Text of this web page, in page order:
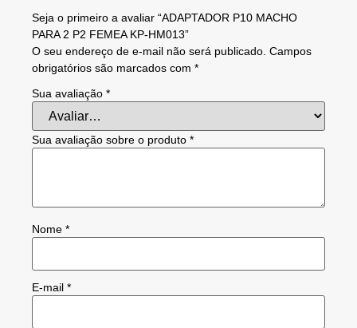
Seja o primeiro a avaliar “ADAPTADOR P10 MACHO
PARA 2 P2 FEMEA KP-HM013”
O seu endereço de e-mail não será publicado. Campos
obrigatórios são marcados com *
Sua avaliação *
Sua avaliação sobre o produto *
Nome *
E-mail *